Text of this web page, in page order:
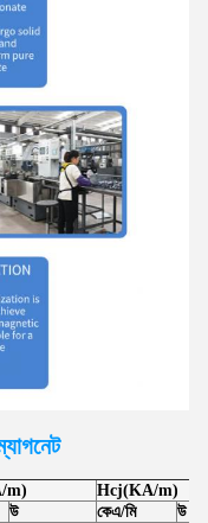
m)
Hcj(KA/m)
উ কেএ/মি
উ